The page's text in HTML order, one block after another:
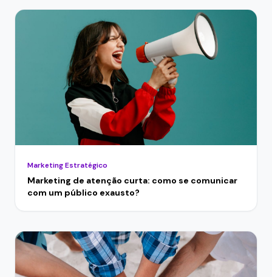
Marketing Estratégico
Marketing de atenção curta: como se comunicar
com um público exausto?